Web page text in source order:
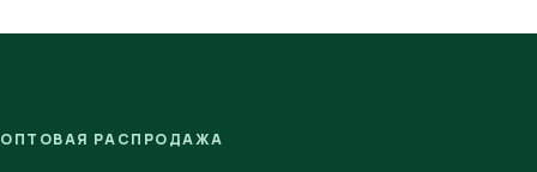
ОПТОВАЯ РАСПРОДАЖА